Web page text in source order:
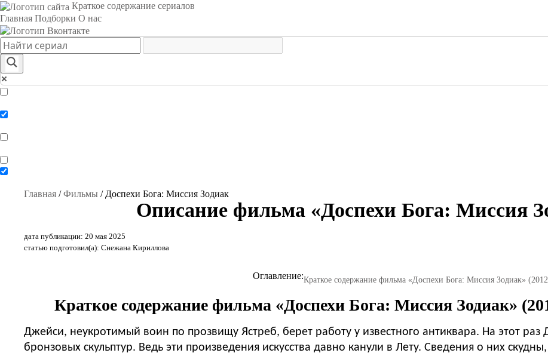
Краткое содержание сериалов
Главная Подборки О нас
Главная /Фильмы / Доспехи Бога: Миссия Зодиак
Описание фильма «Доспехи Бога: Миссия
дата публикации: 20 мая 2025
статью подготовил(а): Снежана Кириллова
Оглавление:Краткое содержание фильма «Доспехи Бога: Миссия Зодиак»
Краткое содержание фильма «Доспехи Бога: Миссия Зодиак»
Джейси, неукротимый воин по прозвищу Ястреб, берет работу у известного антиквара. На этот
бронзовых скульптур. Ведь эти произведения искусства давно канули в Лету. Сведения о них